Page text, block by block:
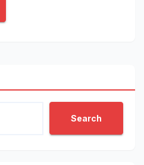
Search